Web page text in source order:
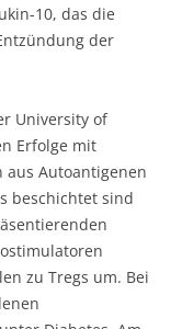
10, das die
der
University of
Erfolge mit
Autoantigenen
beschichtet sind
zu Tregs um. Bei